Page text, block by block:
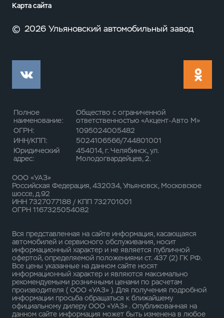
Карта сайта
© 2026 Ульяновский автомобильный завод
Полное
наименование:
Общество с ограниченной
ответственностью «Акцент-Авто М»
ОГРН:
1095024005482
ИНН/КПП:
5024106566/744801001
Юридический
адрес:
454014, г. Челябинск, ул.
Молодогвардейцев, 2.
ООО «УАЗ»
Российская Федерация, 432034, Ульяновск, Московское
шоссе, д.92
ИНН 7327077188 / КПП 732701001
ОГРН 1167325054082
Вся представленная на сайте информация, касающаяся
автомобилей и сервисного обслуживания, носит
информационный характер и не является публичной
офертой, определяемой положениями ст. 437 (2) ГК РФ.
Все цены указанные на данном сайте носят
информационный характер и являются максимально
рекомендуемыми розничными ценами по расчетам
производителя ( ООО «УАЗ» ). Для получения подробной
информации просьба обращаться к ближайшему
официальному дилеру ООО «УАЗ» . Опубликованная на
данном сайте информация может быть изменена в любое